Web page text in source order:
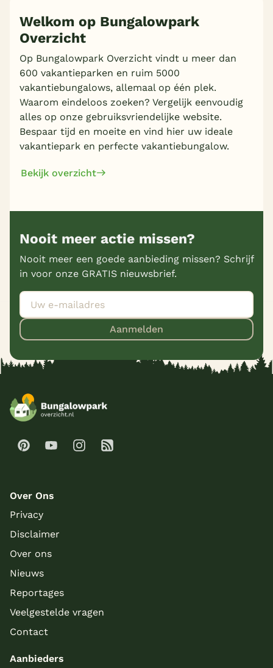
Welkom op Bungalowpark
Overzicht
Op Bungalowpark Overzicht vindt u meer dan
600 vakantieparken en ruim 5000
vakantiebungalows, allemaal op één plek.
Waarom eindeloos zoeken? Vergelijk eenvoudig
alles op onze gebruiksvriendelijke website.
Bespaar tijd en moeite en vind hier uw ideale
vakantiepark en perfecte vakantiebungalow.
Bekijk overzicht
Nooit meer actie missen?
Nooit meer een goede aanbieding missen? Schrijf
in voor onze GRATIS nieuwsbrief.
Aanmelden
Over Ons
Privacy
Disclaimer
Over ons
Nieuws
Reportages
Veelgestelde vragen
Contact
Aanbieders